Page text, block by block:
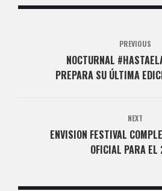
PREVIOUS
NOCTURNAL
PREPARA SU ÚLTIMA
NEXT
ENVISION FESTIVAL
OFICIAL PARA EL